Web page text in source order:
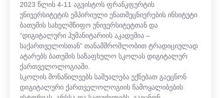
2023 წლის 4-11 აგვისტოს ფრანკფურტის
უნივერსიტეტის ემპირიული ენათმეცნიერების ინსიტუტი
ბათუმის სახელმწიფო უნივერსიტეტთან და
“დიგიტალური ჰუმანიტარიის აკადემია –
საქართველოსთან” თანამშრომლობით ტრადიციულად
ატარებს ბათუმის საზაფხულო სკოლას დიგიტალურ
ქართველოლოგიაში.
სკოლის მონაწილეებს საშუალება ექნებათ გაეცნონ
დიგიტალური ქართველოლოგიის ჩამოყალიბების